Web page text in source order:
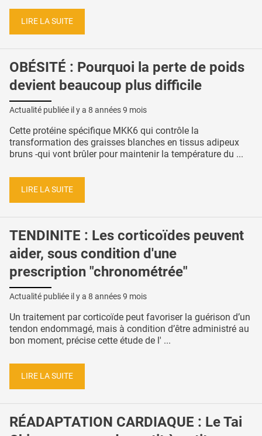
LIRE LA SUITE
OBÉSITÉ : Pourquoi la perte de poids
devient beaucoup plus difficile
Actualité publiée il y a 8 années 9 mois
Cette protéine spécifique MKK6 qui contrôle la
transformation des graisses blanches en tissus adipeux
bruns -qui vont brûler pour maintenir la température du ...
LIRE LA SUITE
TENDINITE : Les corticoïdes peuvent
aider, sous condition d'une
prescription "chronométrée"
Actualité publiée il y a 8 années 9 mois
Un traitement par corticoïde peut favoriser la guérison d’un
tendon endommagé, mais à condition d’être administré au
bon moment, précise cette étude de l' ...
LIRE LA SUITE
RÉADAPTATION CARDIAQUE : Le Tai